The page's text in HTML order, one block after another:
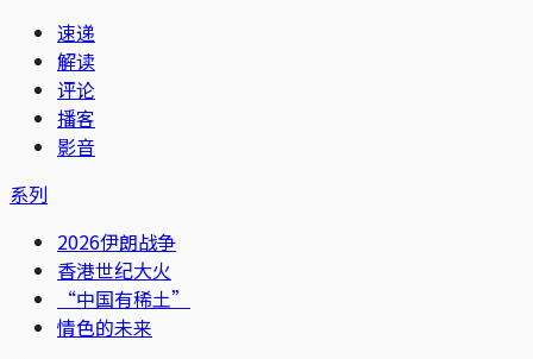
速递
解读
评论
播客
影音
系列
2026伊朗战争
香港世纪大火
“中国有稀土”
情色的未来